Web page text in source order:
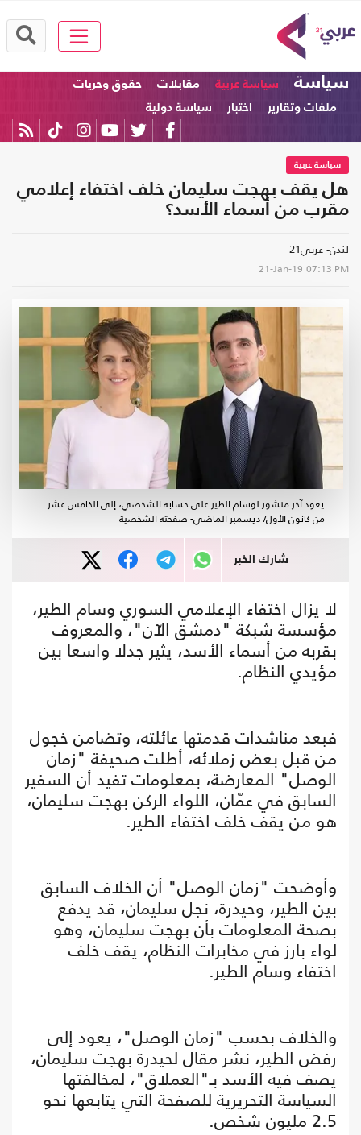
سياسة سياسة عربية مقابلات
حقوق وحريات
ملفات وتقارير
اختبار سياسة دولية
سياسة عربية
هل يقف بهجت سليمان خلف اختفاء إعلامي
مقرب من أسماء الأسد؟
لندن- عربي21
21-Jan-19 07:13 PM
يعود آخر منشور لوسام الطير على حسابه الشخصي، إلى الخامس عشر
من كانون الأول/ ديسمبر الماضي- صفحته الشخصية
شارك الخبر
لا يزال اختفاء الإعلامي السوري وسام الطير،
مؤسسة شبكة "دمشق الآن"، والمعروف
بقربه من أسماء الأسد، يثير جدلا واسعا بين
مؤيدي النظام.
فبعد مناشدات قدمتها عائلته، وتضامن خجول
من قبل بعض زملائه، أطلت صحيفة "زمان
الوصل" المعارضة، بمعلومات تفيد أن السفير
السابق في عمّان، اللواء الركن بهجت سليمان،
هو من يقف خلف اختفاء الطير.
وأوضحت "زمان الوصل" أن الخلاف السابق
بين الطير، وحيدرة، نجل سليمان، قد يدفع
بصحة المعلومات بأن بهجت سليمان، وهو
لواء بارز في مخابرات النظام، يقف خلف
اختفاء وسام الطير.
والخلاف بحسب "زمان الوصل"، يعود إلى
رفض الطير، نشر مقال لحيدرة بهجت سليمان،
يصف فيه الأسد بـ"العملاق"، لمخالفتها
السياسة التحريرية للصفحة التي يتابعها نحو
2.5 مليون شخص.